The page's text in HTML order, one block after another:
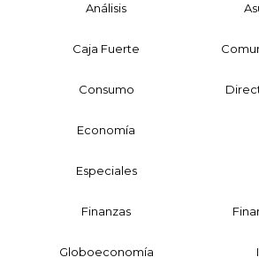
Análisis
Caja Fuerte
Consumo
Economía
Especiales
Finanzas
Globoeconomía